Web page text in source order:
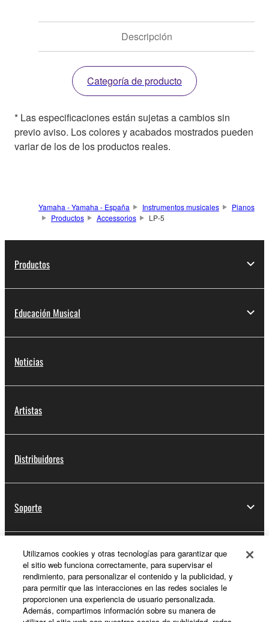
Descripción
Categoría de producto
* Las especificaciones están sujetas a cambios sin
previo aviso. Los colores y acabados mostrados pueden
variar de los de los productos reales.
Yamaha - Yamaha - España Instrumentos musicales
Pianos
Productos
Accessorios LP-5
Productos
Educación Musical
Noticias
Artistas
Distribuidores
Soporte
Registro de Yamaha Music ID
Acerca de Yamaha
Utilizamos cookies y otras tecnologías para garantizar que
el sitio web funciona correctamente, para supervisar el
rendimiento, para personalizar el contenido y la publicidad, y
para permitir que las interacciones en las redes sociales le
proporcionen una experiencia de usuario personalizada.
Además, compartimos información sobre su manera de